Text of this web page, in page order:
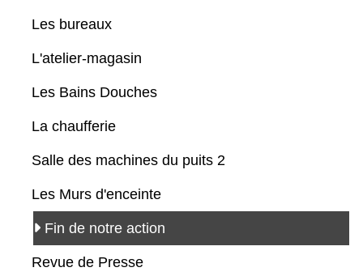
Les bureaux
L'atelier-magasin
Les Bains Douches
La chaufferie
Salle des machines du puits 2
Les Murs d'enceinte
Fin de notre action
Revue de Presse